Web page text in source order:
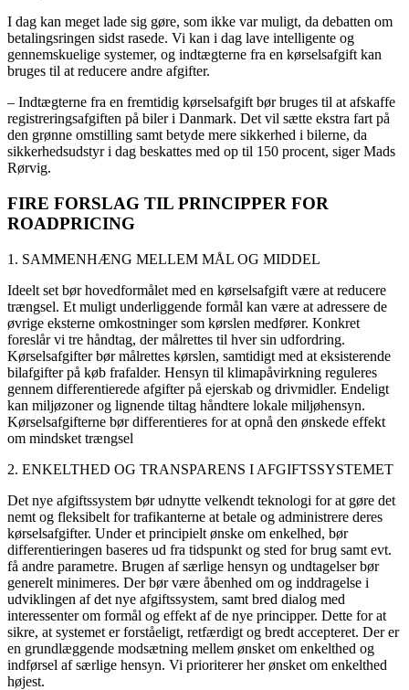
I dag kan meget lade sig gøre, som ikke var muligt, da debatten om
betalingsringen sidst rasede. Vi kan i dag lave intelligente og
gennemskuelige systemer, og indtægterne fra en kørselsafgift kan
bruges til at reducere andre afgifter.
– Indtægterne fra en fremtidig kørselsafgift bør bruges til at afskaffe
registreringsafgiften på biler i Danmark. Det vil sætte ekstra fart på
den grønne omstilling samt betyde mere sikkerhed i bilerne, da
sikkerhedsudstyr i dag beskattes med op til 150 procent, siger Mads
Rørvig.
FIRE FORSLAG TIL PRINCIPPER FOR
ROADPRICING
1. SAMMENHÆNG MELLEM MÅL OG MIDDEL
Ideelt set bør hovedformålet med en kørselsafgift være at reducere
trængsel. Et muligt underliggende formål kan være at adressere de
øvrige eksterne omkostninger som kørslen medfører. Konkret
foreslår vi tre håndtag, der målrettes til hver sin udfordring.
Kørselsafgifter bør målrettes kørslen, samtidigt med at eksisterende
bilafgifter på køb frafalder. Hensyn til klimapåvirkning reguleres
gennem differentierede afgifter på ejerskab og drivmidler. Endeligt
kan miljøzoner og lignende tiltag håndtere lokale miljøhensyn.
Kørselsafgifterne bør differentieres for at opnå den ønskede effekt
om mindsket trængsel
2. ENKELTHED OG TRANSPARENS I AFGIFTSSYSTEMET
Det nye afgiftssystem bør udnytte velkendt teknologi for at gøre det
nemt og fleksibelt for trafikanterne at betale og administrere deres
kørselsafgifter. Under et principielt ønske om enkelhed, bør
differentieringen baseres ud fra tidspunkt og sted for brug samt evt.
få andre parametre. Brugen af særlige hensyn og undtagelser bør
generelt minimeres. Der bør være åbenhed om og inddragelse i
udviklingen af det nye afgiftssystem, samt bred dialog med
interessenter om formål og effekt af de nye principper. Dette for at
sikre, at systemet er forståeligt, retfærdigt og bredt accepteret. Der er
en grundlæggende modsætning mellem ønsket om enkelthed og
indførsel af særlige hensyn. Vi prioriterer her ønsket om enkelthed
højest.